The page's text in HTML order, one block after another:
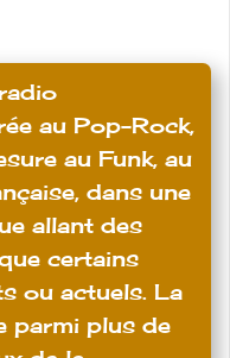
au Pop-Rock,
au Funk, au
dans une
allant des
certains
ou actuels. La
parmi plus de